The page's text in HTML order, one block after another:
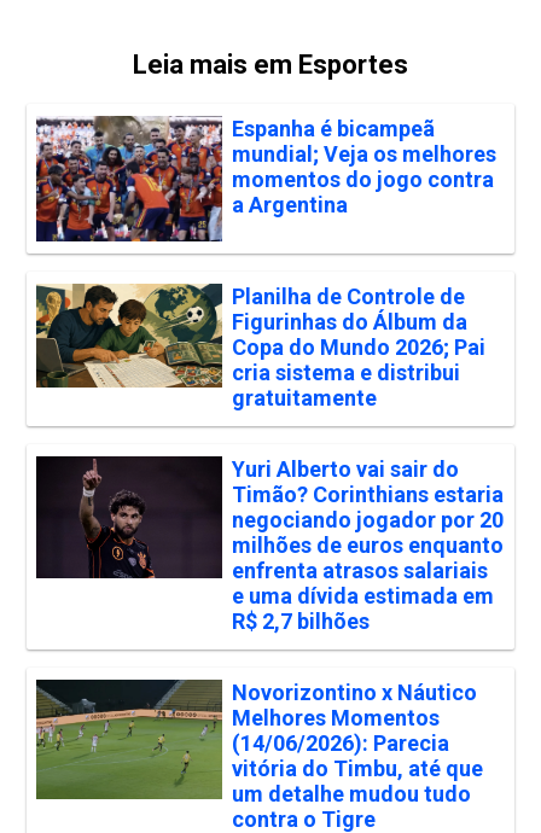
Leia mais em Esportes
Espanha é bicampeã
mundial; Veja os melhores
momentos do jogo contra
a Argentina
Planilha de Controle de
Figurinhas do Álbum da
Copa do Mundo 2026; Pai
cria sistema e distribui
gratuitamente
Yuri Alberto vai sair do
Timão? Corinthians estaria
negociando jogador por 20
milhões de euros enquanto
enfrenta atrasos salariais
e uma dívida estimada em
R$ 2,7 bilhões
Novorizontino x Náutico
Melhores Momentos
(14/06/2026): Parecia
vitória do Timbu, até que
um detalhe mudou tudo
contra o Tigre